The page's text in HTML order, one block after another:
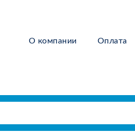
О компании Оплата